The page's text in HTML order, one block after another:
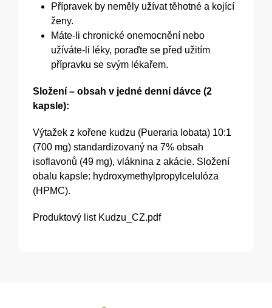
Přípravek by neměly užívat těhotné a kojící
ženy.
Máte-li chronické onemocnění nebo
užíváte-li léky, poraďte se před užitím
přípravku se svým lékařem.
Složení – obsah v jedné denní dávce (2
kapsle):
Výtažek z kořene kudzu (Pueraria lobata) 10:1
(700 mg) standardizovaný na 7% obsah
isoflavonů (49 mg), vláknina z akácie. Složení
obalu kapsle: hydroxymethylpropylcelulóza
(HPMC).
Produktový list Kudzu_CZ.pdf